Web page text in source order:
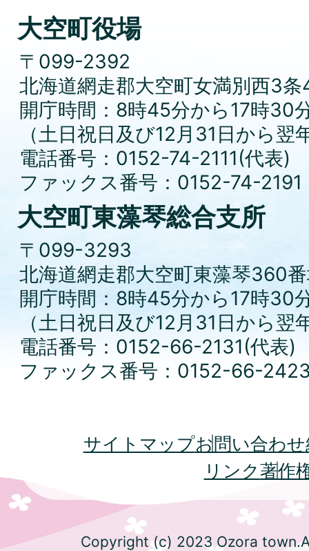
大空町役場
〒099-2392
北海道網走郡大空町女満別西3条
開庁時間：8時45分から17時30
（土日祝日及び12月31日から
電話番号：0152-74-2111(代表)
ファックス番号：0152-74-2191
大空町東藻琴総合支所
〒099-3293
北海道網走郡大空町東藻琴360
開庁時間：8時45分から17時30
（土日祝日及び12月31日から
電話番号：0152-66-2131(代表)
ファックス番号：0152-66-
サイトマップお問い合わせ
リンク著作
Copyright (c) 2023 Ozora